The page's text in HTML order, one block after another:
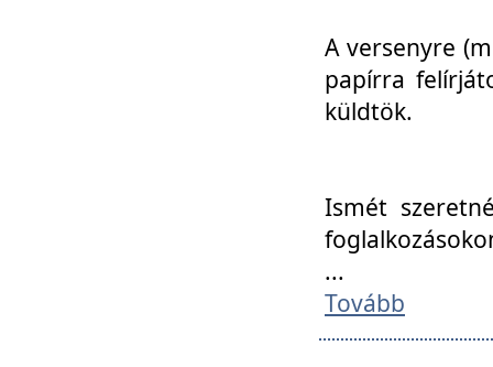
A versenyre
papírra
küldtök.
Ismét
...
Tovább